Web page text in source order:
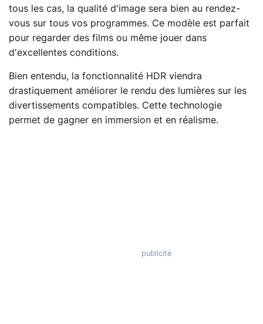
tous les cas, la qualité d'image sera bien au rendez-
vous sur tous vos programmes. Ce modèle est parfait
pour regarder des films ou même jouer dans
d'excellentes conditions.
Bien entendu, la fonctionnalité HDR viendra
drastiquement améliorer le rendu des lumières sur les
divertissements compatibles. Cette technologie
permet de gagner en immersion et en réalisme.